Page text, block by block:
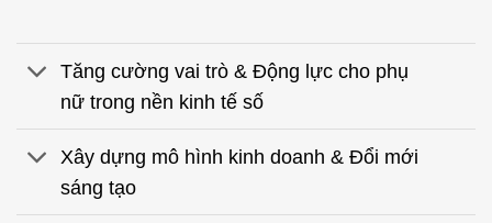
Tăng cường vai trò & Động lực cho phụ
nữ trong nền kinh tế số
Xây dựng mô hình kinh doanh & Đổi mới
sáng tạo